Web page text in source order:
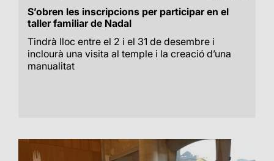
S’obren les inscripcions per participar en el
taller familiar de Nadal
Tindrà lloc entre el 2 i el 31 de desembre i
inclourà una visita al temple i la creació d’una
manualitat